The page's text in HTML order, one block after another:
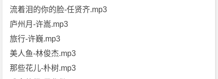
流着泪的你的脸-任贤齐.mp3
庐州月-许嵩.mp3
旅行-许巍.mp3
美人鱼-林俊杰.mp3
那些花儿-朴树.mp3